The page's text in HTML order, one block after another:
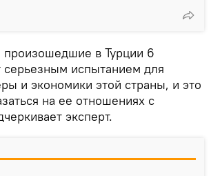
произошедшие в Турции 6
серьезным испытанием для
и экономики этой страны, и это
на ее отношениях с
эксперт.